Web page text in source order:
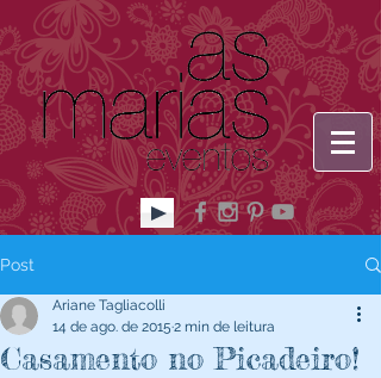
Post
Casamento no Picadeiro!
Ariane Tagliacolli
14 de ago. de 2015 2 min de leitura